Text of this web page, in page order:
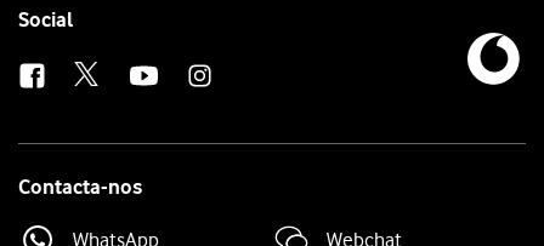
Follow
Social
Contacta-nos
WhatsApp Webchat